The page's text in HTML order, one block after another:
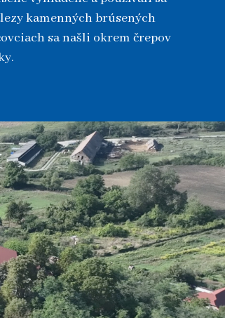
kamenných brúsených
sa našli okrem črepov